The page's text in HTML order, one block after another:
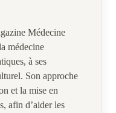
Médecine
médecine
à ses
Son approche
et la mise en
afin d’aider les